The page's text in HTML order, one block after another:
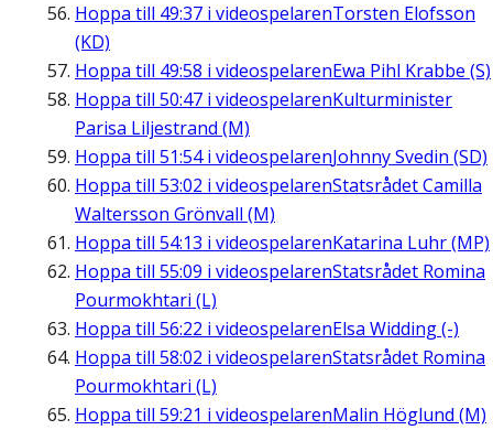
Hoppa till 49:37 i videospelarenTorsten Elofsson
(KD)
Hoppa till 49:58 i videospelarenEwa Pihl Krabbe (S)
Hoppa till 50:47 i videospelarenKulturminister
Parisa Liljestrand (M)
Hoppa till 51:54i videospelarenJohnny Svedin (SD)
Hoppa till 53:02 i videospelarenStatsrådet Camilla
Waltersson Grönvall (M)
Hoppa till 54:13 i videospelarenKatarina Luhr (MP)
Hoppa till 55:09 i videospelarenStatsrådet Romina
Pourmokhtari (L)
Hoppa till 56:22 i videospelarenElsa Widding (-)
Hoppa till 58:02 i videospelarenStatsrådet Romina
Pourmokhtari (L)
Hoppa till 59:21 i videospelarenMalin Höglund (M)